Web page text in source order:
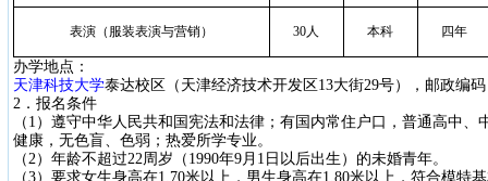
表演（服装表演与营销） 30人 本科 四年
办学地点：
天津科技大学泰达校区（天津经济技术开发区 13大街29号），邮政编码
2．报名条件
（ 1 ）遵守中华人民共和国宪法和法律；有国内常住户口，普通高中、
健康，无色盲、色弱；热爱所学专业。
（2）年龄不超过22周岁（ 1990年9月 1 日以后出生）的未婚青年。
（3）要求女生身高在1.70米以上，男生身高在1.80米以上，符合模特